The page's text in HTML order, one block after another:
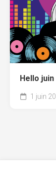
Hello juin
1 juin